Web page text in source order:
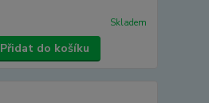
Skladem
Přidat do košíku